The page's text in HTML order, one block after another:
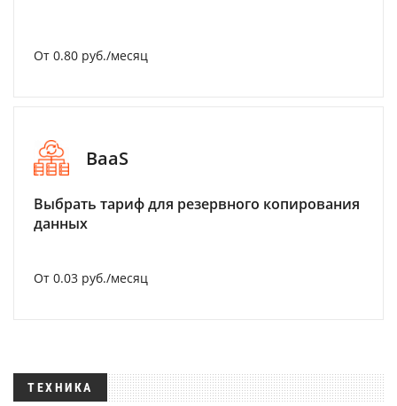
От 0.80 руб./месяц
BaaS
Выбрать тариф для резервного копирования
данных
От 0.03 руб./месяц
ТЕХНИКА